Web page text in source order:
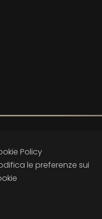
Policy
le preferenze sui